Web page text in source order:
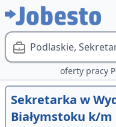
Podlaskie,
oferty pracy
Sekretarka w
Białymstoku k/m